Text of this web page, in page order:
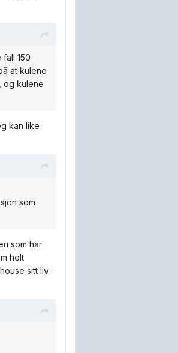
150
at kulene
og kulene
kan like
som
som har
helt
sitt liv.